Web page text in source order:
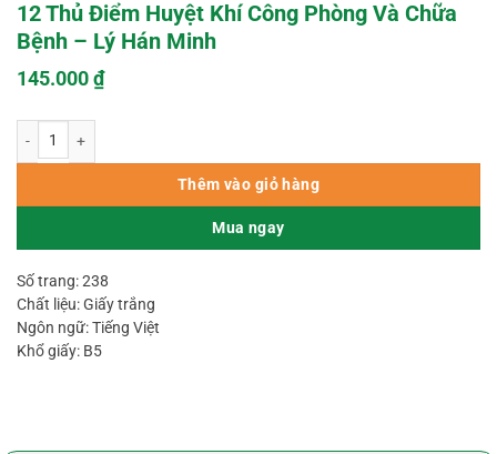
12 Thủ Điểm Huyệt Khí Công Phòng Và Chữa
Bệnh – Lý Hán Minh
145.000₫
Thêm vào giỏ hàng
Mua ngay
Số trang: 238
Chất liệu: Giấy trắng
Ngôn ngữ: Tiếng Việt
Khổ giấy: B5